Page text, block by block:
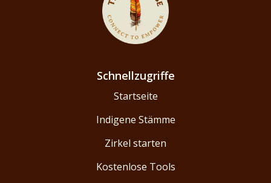
Schnellzugriffe
Startseite
Indigene Stämme
Zirkel starten
Kostenlose Tools